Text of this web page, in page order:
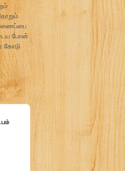
போன்
கோடு